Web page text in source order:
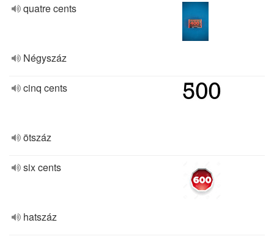
quatre cents
Négyszáz
cinq cents
ötszáz
six cents
hatszáz